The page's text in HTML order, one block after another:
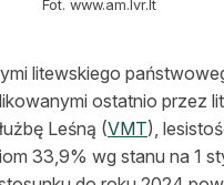
Polskiego”
Fot. www.am.lvr.lt
litewskiego
ostatnio przez
Leśną (VMT),
33,9% wg stanu na 1